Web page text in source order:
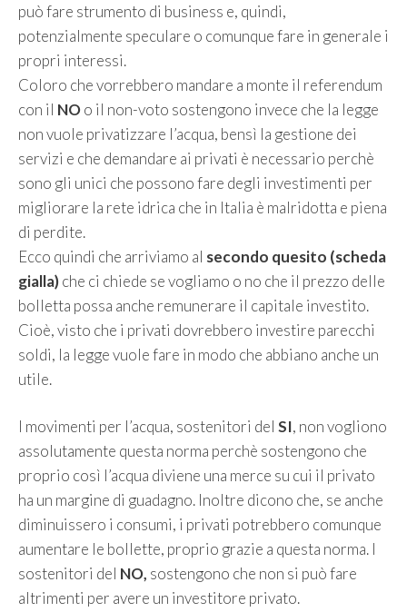
può fare strumento di business e, quindi,
potenzialmente speculare o comunque fare in generale i
propri interessi.
Coloro che vorrebbero mandare a monte il referendum
con il NOo il non-voto sostengono invece che la legge
non vuole privatizzare l’acqua, bensì la gestione dei
servizi e che demandare ai privati è necessario perchè
sono gli unici che possono fare degli investimenti per
migliorare la rete idrica che in Italia è malridotta e piena
di perdite.
Ecco quindi che arriviamo al secondo quesito (scheda
gialla)che ci chiede se vogliamo o no che il prezzo delle
bolletta possa anche remunerare il capitale investito.
Cioè, visto che i privati dovrebbero investire parecchi
soldi, la legge vuole fare in modo che abbiano anche un
utile.
I movimenti per l’acqua, sostenitori del SI, non vogliono
assolutamente questa norma perchè sostengono che
proprio così l’acqua diviene una merce su cui il privato
ha un margine di guadagno. Inoltre dicono che, se anche
diminuissero i consumi, i privati potrebbero comunque
aumentare le bollette, proprio grazie a questa norma. I
sostenitori del NO, sostengono che non si può fare
altrimenti per avere un investitore privato.